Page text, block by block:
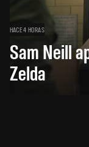
HACE 4 HORAS
Sam Neill
Zelda